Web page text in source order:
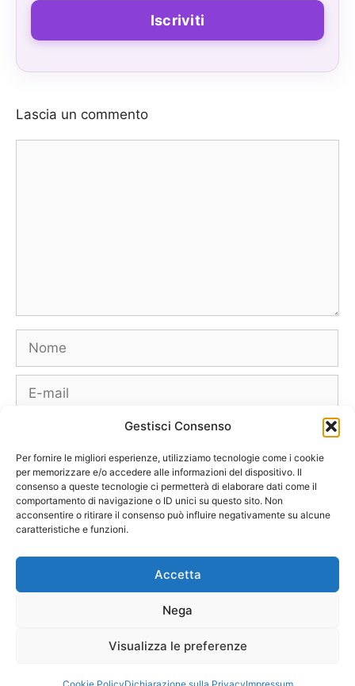
Gestisci Consenso
Per fornire le migliori esperienze, utilizziamo tecnologie come i cookie
per memorizzare e/o accedere alle informazioni del dispositivo. Il
consenso a queste tecnologie ci permetterà di elaborare dati come il
comportamento di navigazione o ID unici su questo sito. Non
acconsentire o ritirare il consenso può influire negativamente su alcune
caratteristiche e funzioni.
Accetta
Nega
Visualizza le preferenze
Lascia un commento
Nome
E-
mail
web
Tutte le Marche e Designer
[Newsletter]
© 2011-2026 Purse & Co – Tutti i diritti riservati